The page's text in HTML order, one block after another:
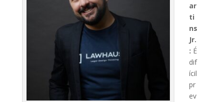
ar
ti
ns
Jr.
: É
dif
ícil
pr
ev